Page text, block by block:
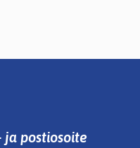
ja postiosoite